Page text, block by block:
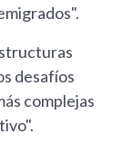
desafíos
complejas